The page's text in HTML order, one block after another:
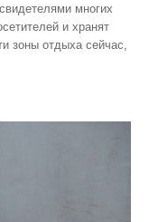
многих
и хранят
зоны отдыха сейчас,